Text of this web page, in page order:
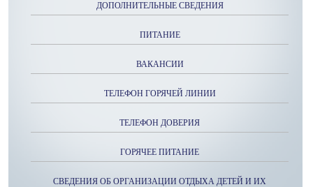
ДОПОЛНИТЕЛЬНЫЕ СВЕДЕНИЯ
ПИТАНИЕ
ВАКАНСИИ
ТЕЛЕФОН ГОРЯЧЕЙ ЛИНИИ
ТЕЛЕФОН ДОВЕРИЯ
ГОРЯЧЕЕ ПИТАНИЕ
СВЕДЕНИЯ ОБ ОРГАНИЗАЦИИ ОТДЫХА ДЕТЕЙ И ИХ